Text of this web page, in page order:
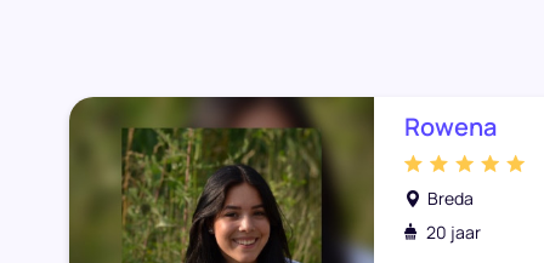
Rowena
Breda
20 jaar